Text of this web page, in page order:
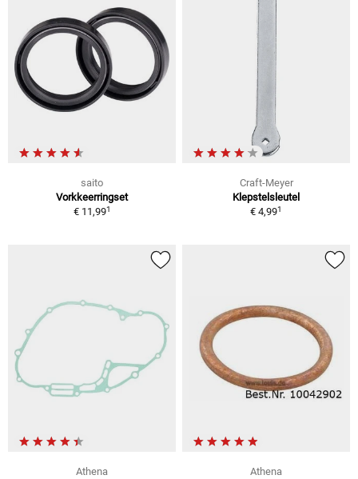
saito
Vorkkeerringset
€ 11,991
Craft-Meyer
Klepstelsleutel
€ 4,991
Athena
Athena